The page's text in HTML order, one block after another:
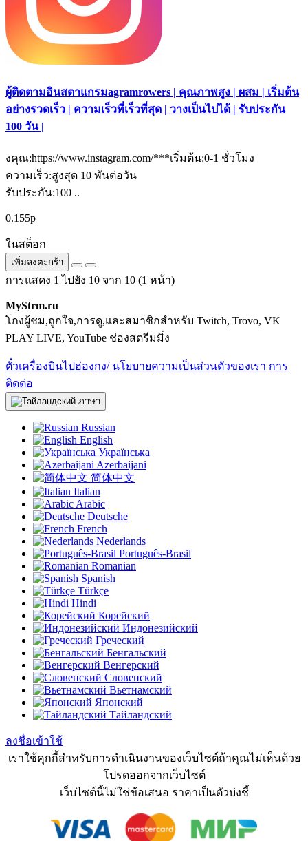
ผู้ติดตามอินสตาแกรมagramrowers | คุณภาพสูง | ผสม | เริ่มต้น
อย่างรวดเร็ว | ความเร็วที่เร็วที่สุด | วางเป็นไปได้ | รับประกัน
100 วัน |
งคุณ:https://www.instagram.com/***เริ่มต้น:0-1 ชั่วโมง
ความเร็ว:สูงสุด 10 พันต่อวัน
รับประกัน:100 ..
0.155р
ในสต็อก
เพิ่มลงตะกร้า
การแสดง 1 ไปยัง 10 จาก 10 (1 หน้า)
MyStrm.ru
โกงผู้ชม,ถูกใจ,การดู,และสมาชิกสำหรับ Twitch, Trovo, VK
PLAY LIVE, YouTube ช่องสตรีมมิ่ง
ตั๋วเครื่องบินไปฮ่องกง/ นโยบายความเป็นส่วนตัวของเรา การ
ติดต่อ
ภาษา
Russian
English
Українська
Azerbaijani
简体中文
Italian
Arabic
Deutsche
French
Nederlands
Português-Brasil
Romanian
Spanish
Türkçe
Hindi
Корейский
Индонезийский
Греческий
Бенгальский
Венгерский
Словенский
Вьетнамский
Японский
Тайландский
ลงชื่อเข้าใช้
เราใช้คุกกี้สำหรับการดำเนินงานของเว็บไซต์ถ้าคุณไม่เห็นด้วย
โปรดออกจากเว็บไซต์
เว็บไซต์นี้ไม่ใช่ข้อเสนอ ราคาเป็นตัวบ่งชี้